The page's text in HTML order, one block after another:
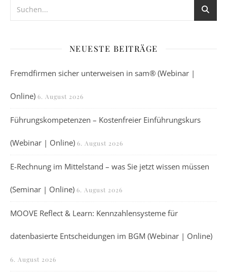
NEUESTE BEITRÄGE
Fremdfirmen sicher unterweisen in sam® (Webinar |
Online) 6. August 2026
Führungskompetenzen – Kostenfreier Einführungskurs
(Webinar | Online) 6. August 2026
E-Rechnung im Mittelstand – was Sie jetzt wissen müssen
(Seminar | Online) 6. August 2026
MOOVE Reflect & Learn: Kennzahlensysteme für
datenbasierte Entscheidungen im BGM (Webinar | Online)
6. August 2026